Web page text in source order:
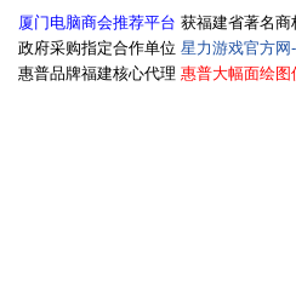
厦门电脑商会推荐平台 获福建省著名商
政府采购指定合作单位 星力游戏官方网
惠普品牌福建核心代理 惠普大幅面绘图